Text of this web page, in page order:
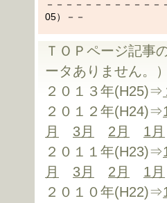
－－－－－－－－－－－
05）－－
ＴＯＰページ記事
ータありません。）
２０１３年(H25)⇒
２０１２年(H24)⇒
月
3月 2月
1月
２０１１年(H23)⇒
月
3月 2月
1月
２０１０年(H22)⇒